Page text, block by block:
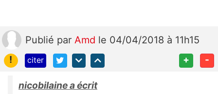
Publié par Amd le 04/04/2018 à 11h15
!
citer + -
nicobilaine a écrit